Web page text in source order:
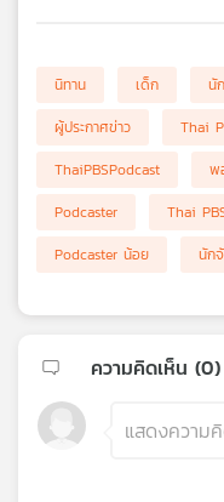
แผนที่
เครือ
ข่าย
นิทาน เด็ก นั
ผู้ประกาศข่าว
Thai
ThaiPBSPodcast
พ
Podcaster
Thai
Podcaster น้อย
นัก
ความคิดเห็น (0)